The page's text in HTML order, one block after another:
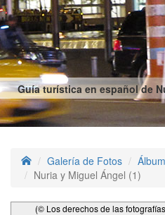
Guía turística en español de
Galería de Fotos
Nuria y Miguel Ángel (1)
(© Los derechos de las